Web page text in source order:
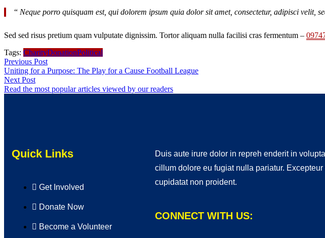
“ Neque porro quisquam est, qui dolorem ipsum quia dolor sit amet, consectetur, adipisci
Sed sed risus pretium quam vulputate dignissim. Tortor aliquam nulla facilisi cras fermentum –
Tags: CharityDonationPolitical
Previous Post
Uniting for a Purpose: The Play for a Cause Football League
Next Post
Read the most popular articles viewed by our readers
Quick Links
Get Involved
Donate Now
Become a Volunteer
Duis aute irure dolor in repreh enderit in
cillum dolore eu fugiat nulla pariatur.
cupidatat non proident.
CONNECT WITH US: